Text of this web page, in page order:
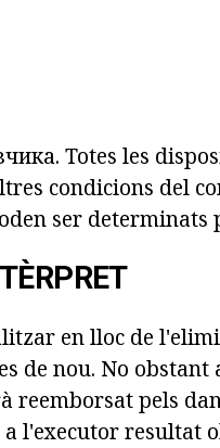
Totes les
condicions del
ser determinats
en lloc de
de nou. No
reemborsat pels
l'executor resultat